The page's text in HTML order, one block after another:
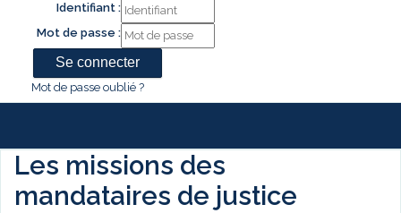
Identifiant :
Mot de passe :
Mot de passe oublié ?
Les missions des
mandataires de justice